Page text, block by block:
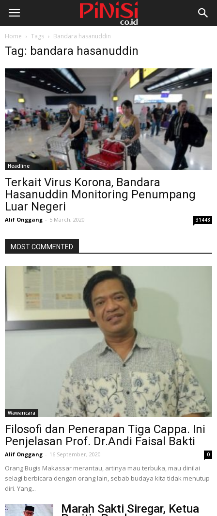
Home Tags Bandara hasanuddin
Tag: bandara hasanuddin
Headline
Terkait Virus Korona, Bandara
Hasanuddin Monitoring Penumpang
Luar Negeri
Alif Onggang - 5 March, 2020 31448
MOST COMMENTED
Wawancara
Filosofi dan Penerapan Tiga Cappa. Ini
Penjelasan Prof. Dr.Andi Faisal Bakti
Alif Onggang - 16 September, 2020 0
Orang Bugis Makassar merantau, artinya mau terbuka, mau dinilai
selagi berbicara dengan orang lain, sebab budaya kita tidak menutup
diri. Yang...
Marah Sakti Siregar, Ketua